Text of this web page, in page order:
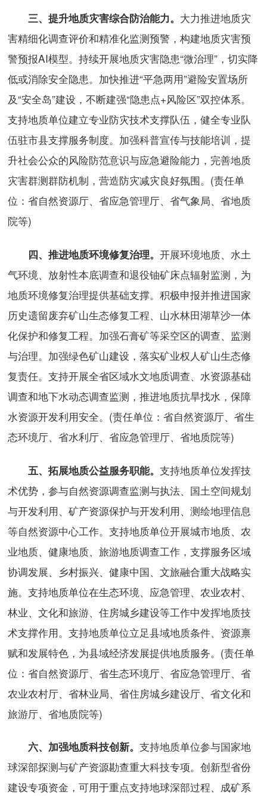
三、提升地质灾害综合防治能力。 大力推进地质灾
害精细化调查评价和精准化监测预警，构建地质灾害预
警预报AI模型。持续开展地质灾害隐患“微治理”，切实降
低或消除安全隐患。加快推进“平急两用”避险安置场所
及“安全岛”建设，不断建强“隐患点+风险区”双控体系。
支持地质单位建立专业防灾技术支撑队伍，健全专业队
伍驻市县支撑服务制度。加强科普宣传与技能培训，提
升社会公众的风险防范意识与应急避险能力，完善地质
灾害群测群防机制，营造防灾减灾良好氛围。(责任单
位：省自然资源厅、省应急管理厅、省气象局、省地质
院等)
四、推进地质环境修复治理。 开展环境地质、水土
气环境、放射性本底调查和退役铀矿床点辐射监测，为
地质环境修复治理提供基础支撑。积极申报并推进国家
历史遗留废弃矿山生态修复工程、山水林田湖草沙一体
化保护和修复工程。加强石膏矿等采空区的调查、监测
与治理。加强绿色矿山建设，落实矿业权人矿山生态修
复责任。支持开展全省区域水文地质调查、水资源基础
调查和地下水动态调查监测，推进地质抗旱找水，保障
水资源开发利用安全。(责任单位：省自然资源厅、省生
态环境厅、省水利厅、省应急管理厅、省地质院等)
五、拓展地质公益服务职能。 支持地质单位发挥技
术优势，参与自然资源调查监测与执法、国土空间规划
与开发利用、矿产资源保护与开发利用、测绘地理信息
等自然资源中心工作。支持地质单位开展城市地质、农
业地质、健康地质、旅游地质调查工作，支撑服务区域
协调发展、乡村振兴、健康中国、文旅融合重大战略实
施。支持地质单位在生态环境、应急管理、农业农村、
林业、文化和旅游、住房城乡建设等工作中发挥地质技
术支撑作用。支持地质单位立足县域地质条件、资源禀
赋和发展特色，为县域经济发展提供地质服务。(责任单
位：省自然资源厅、省生态环境厅、省应急管理厅、省
农业农村厅、省林业局、省住房城乡建设厅、省文化和
旅游厅、省地质院等)
六、加强地质科技创新。 支持地质单位参与国家地
球深部探测与矿产资源勘查重大科技专项。创新型省份
建设专项资金，可用于重点支持地球深部过程、成矿系